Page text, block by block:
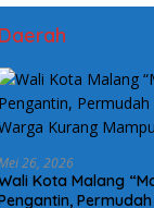
Daerah
26, 2026
Kota Malang